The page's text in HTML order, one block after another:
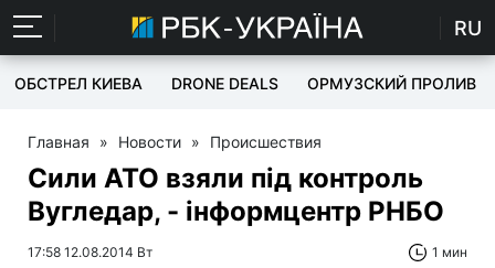
RU
ОБСТРЕЛ КИЕВА DRONE DEALS ОРМУЗСКИЙ ПРОЛИВ
Главная » Новости » Происшествия
Сили АТО взяли під контроль
Вугледар, - інформцентр РНБО
17:58 12.08.2014 Вт 1 мин